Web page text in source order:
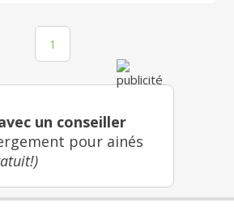
1
un conseiller
pour ainés